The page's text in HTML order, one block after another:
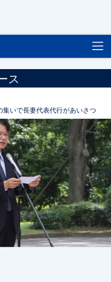
ス
いで長妻代表代行があいさつ